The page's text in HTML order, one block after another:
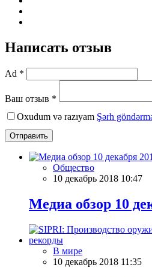
Написать отзыв
Ad *
Ваш отзыв *
Oxudum və razıyam Şərh
Отправить
Общество
10 декабрь 2018 10:47
Meдиа обзор 10
В мире
10 декабрь 2018 11:35